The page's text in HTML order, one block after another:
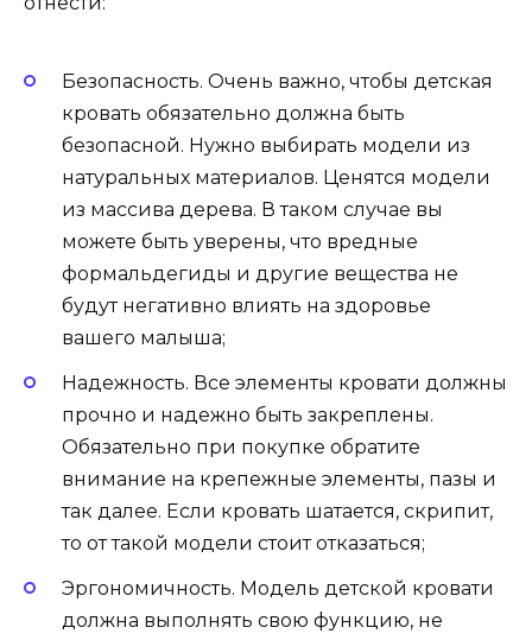
Безопасность. Очень важно, чтобы детская
кровать обязательно должна быть
безопасной. Нужно выбирать модели из
натуральных материалов. Ценятся модели
из массива дерева. В таком случае вы
можете быть уверены, что вредные
формальдегиды и другие вещества не
будут негативно влиять на здоровье
вашего малыша;
Надежность. Все элементы кровати должны
прочно и надежно быть закреплены.
Обязательно при покупке обратите
внимание на крепежные элементы, пазы и
так далее. Если кровать шатается, скрипит,
то от такой модели стоит отказаться;
Эргономичность. Модель детской кровати
должна выполнять свою функцию, не